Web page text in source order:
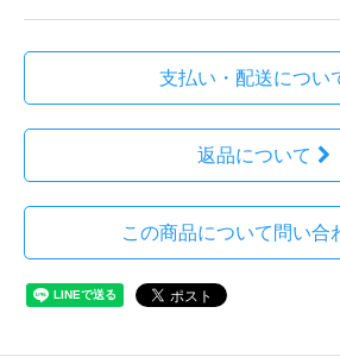
支払い・配送につい
返品について
この商品について問い合